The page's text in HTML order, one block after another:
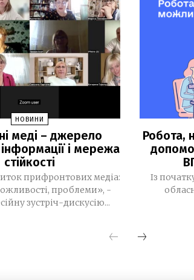
НОВИНИ
меді – джерело
і мережа
стійкості
прифронтових медіа:
проблеми», -
зустріч-дискусію...
Робота,
Із